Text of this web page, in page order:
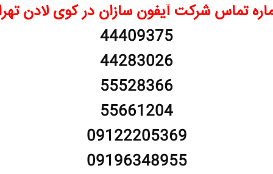
تماس شرکت آیفون سازان در کوی لادن
44409375
44283026
55528366
55661204
09122205369
09196348955